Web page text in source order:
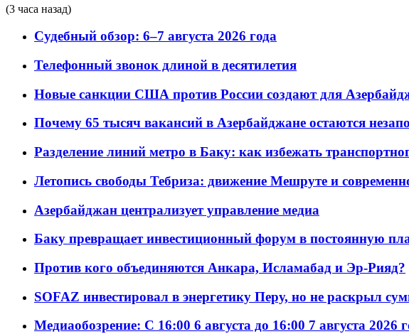
(3 часа назад)
Судебный обзор: 6–7 августа 2026 года
Телефонный звонок длиной в десятилетия
Новые санкции США против России создают для
Почему 65 тысяч вакансий в Азербайджане остаются
Разделение линий метро в Баку: как избежать
Летопись свободы Тебриза: движение Мешруте и
Азербайджан централизует управление медиа
Баку превращает инвестиционный форум в постоянную
Против кого объединяются Анкара, Исламабад и Эр-Рияд?
SOFAZ инвестировал в энергетику Перу, но не раскрыл
Медиаобозрение: С 16:00 6 августа до 16:00 7 августа 2026